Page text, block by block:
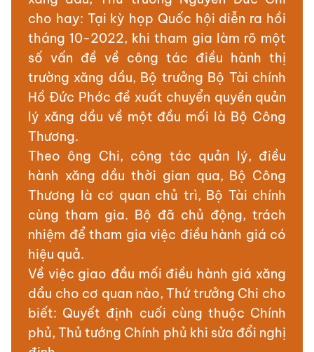
cho hay: Tại kỳ họp Quốc hội diễn ra hồi
tháng 10-2022, khi tham gia làm rõ một
số vấn đề về công tác điều hành thị
trường xăng dầu, Bộ trưởng Bộ Tài chính
Hồ Đức Phớc đề xuất chuyển quyền quản
lý xăng dầu về một đầu mối là Bộ Công
Thương.
Theo ông Chi, công tác quản lý, điều
hành xăng dầu thời gian qua, Bộ Công
Thương là cơ quan chủ trì, Bộ Tài chính
cùng tham gia. Bộ đã chủ động, trách
nhiệm để tham gia việc điều hành giá có
hiệu quả.
Về việc giao đầu mối điều hành giá xăng
dầu cho cơ quan nào, Thứ trưởng Chi cho
biết: Quyết định cuối cùng thuộc Chính
phủ, Thủ tướng Chính phủ khi sửa đổi nghị